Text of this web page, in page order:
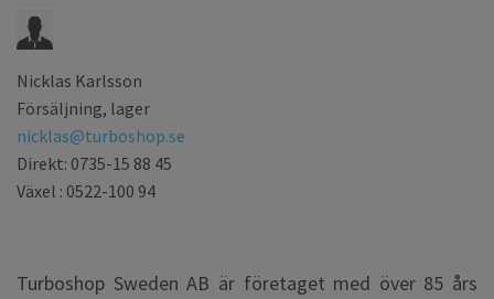
Nicklas Karlsson
Försäljning, lager
nicklas@turboshop.se
Direkt: 0735-15 88 45
Växel : 0522-100 94
Turboshop Sweden AB är företaget med över 85 års